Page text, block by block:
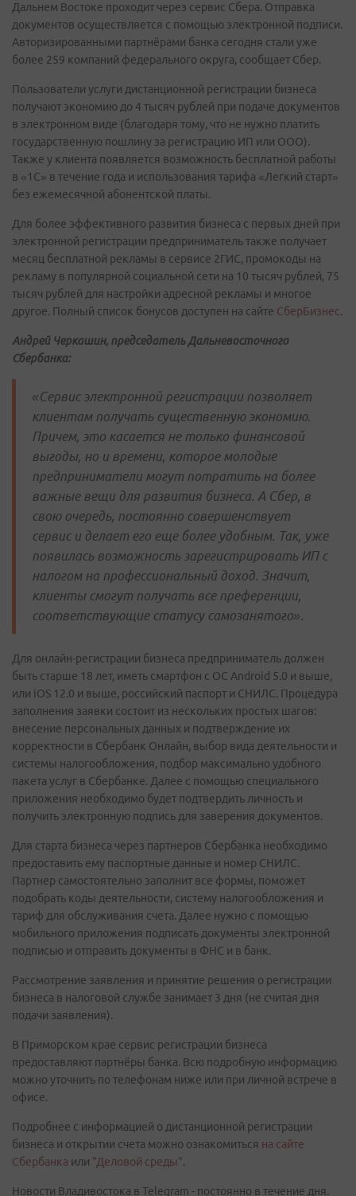
Дальнем Востоке проходит через сервис Сбера. Отправка
документов осуществляется с помощью электронной подписи.
Авторизированными партнёрами банка сегодня стали уже
более 259 компаний федерального округа, сообщает Сбер.
Пользователи услуги дистанционной регистрации бизнеса
получают экономию до 4 тысяч рублей при подаче документов
в электронном виде (благодаря тому, что не нужно платить
государственную пошлину за регистрацию ИП или ООО).
Также у клиента появляется возможность бесплатной работы
в «1С» в течение года и использования тарифа «Легкий старт»
без ежемесячной абонентской платы.
Для более эффективного развития бизнеса с первых дней при
электронной регистрации предприниматель также получает
месяц бесплатной рекламы в сервисе 2ГИС, промокоды на
рекламу в популярной социальной сети на 10 тысяч рублей, 75
тысяч рублей для настройки адресной рекламы и многое
другое. Полный список бонусов доступен на сайте СберБизнес.
Андрей Черкашин, председатель Дальневосточного
Сбербанка:
«Сервис электронной регистрации позволяет
клиентам получать существенную экономию.
Причем, это касается не только финансовой
выгоды, но и времени, которое молодые
предприниматели могут потратить на более
важные вещи для развития бизнеса. А Сбер, в
свою очередь, постоянно совершенствует
сервис и делает его еще более удобным. Так, уже
появилась возможность зарегистрировать ИП с
налогом на профессиональный доход. Значит,
клиенты смогут получать все преференции,
соответствующие статусу самозанятого».
Для онлайн-регистрации бизнеса предприниматель должен
быть старше 18 лет, иметь смартфон с OC Android 5.0 и выше,
или iOS 12.0 и выше, российский паспорт и СНИЛС. Процедура
заполнения заявки состоит из нескольких простых шагов:
внесение персональных данных и подтверждение их
корректности в Сбербанк Онлайн, выбор вида деятельности и
системы налогообложения, подбор максимально удобного
пакета услуг в Сбербанке. Далее с помощью специального
приложения необходимо будет подтвердить личность и
получить электронную подпись для заверения документов.
Для старта бизнеса через партнеров Сбербанка необходимо
предоставить ему паспортные данные и номер СНИЛС.
Партнер самостоятельно заполнит все формы, поможет
подобрать коды деятельности, систему налогообложения и
тариф для обслуживания счета. Далее нужно с помощью
мобильного приложения подписать документы электронной
подписью и отправить документы в ФНС и в банк.
Рассмотрение заявления и принятие решения о регистрации
бизнеса в налоговой службе занимает 3 дня (не считая дня
подачи заявления).
В Приморском крае сервис регистрации бизнеса
предоставляют партнёры банка. Всю подробную информацию
можно уточнить по телефонам ниже или при личной встрече в
офисе.
Подробнее с информацией о дистанционной регистрации
бизнеса и открытии счета можно ознакомиться на сайте
Сбербанка или "Деловой среды".
Новости Владивостока в Telegram - постоянно в течение дня.